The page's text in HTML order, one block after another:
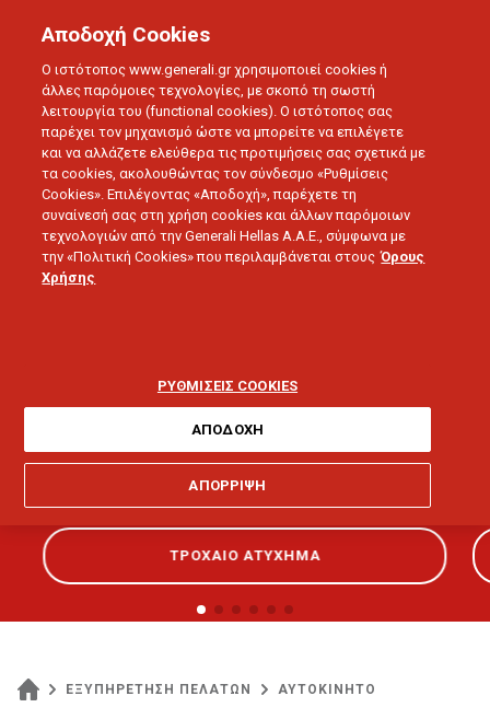
ΠΛΗΡΟΦΟΡΙΕΣ
Ασφάλιση
Αυτοκινήτου
Θέλω βοήθεια για:
ΤΡΟΧΑΙΟ ΑΤΥΧΗΜΑ
ΕΞΥΠΗΡΕΤΗΣΗ ΠΕΛΑΤΩΝ ΑΥΤΟΚΙΝΗΤΟ
Αποδοχή Cookies
Ο ιστότοπος www.generali.gr χρησιμοποιεί cookies ή
άλλες παρόμοιες τεχνολογίες, με σκοπό τη σωστή
λειτουργία του (functional cookies). Ο ιστότοπος σας
παρέχει τον μηχανισμό ώστε να μπορείτε να επιλέγετε
και να αλλάζετε ελεύθερα τις προτιμήσεις σας σχετικά με
τα cookies, ακολουθώντας τον σύνδεσμο «Ρυθμίσεις
Cookies». Επιλέγοντας «Αποδοχή», παρέχετε τη
συναίνεσή σας στη χρήση cookies και άλλων παρόμοιων
τεχνολογιών από την Generali Hellas A.A.E., σύμφωνα με
την «Πολιτική Cookies» που περιλαμβάνεται στους Όρους
Χρήσης
ΡΥΘΜΙΣΕΙΣ COOKIES
ΑΠΟΡΡΙΨΗ
ΑΠΟΔΟΧΗ